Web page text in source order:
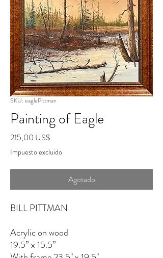
SKU: eaglePittman
Painting of Eagle
215,00 US$
Impuesto excluido
Agotado
BILL PITTMAN
Acrylic on wood
19.5” x 15.5”